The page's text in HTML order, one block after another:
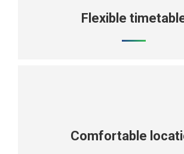
Flexible
Comfortable